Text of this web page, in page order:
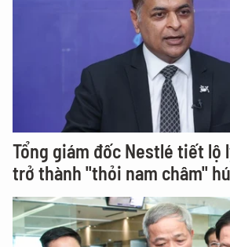
Tổng giám đốc Nestlé tiết lộ
trở thành "thỏi nam châm"